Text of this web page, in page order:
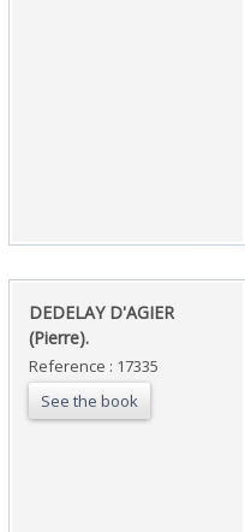
‎DEDELAY D'AGIER
(Pierre).‎
Reference : 17335
See the book